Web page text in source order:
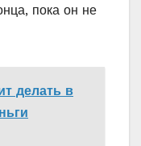
пока он не
делать в